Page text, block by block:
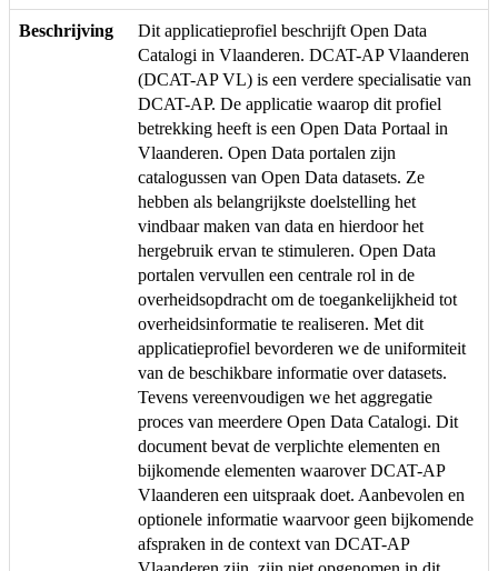
Beschrijving
Dit applicatieprofiel beschrijft Open Data
Catalogi in Vlaanderen. DCAT-AP Vlaanderen
(DCAT-AP VL) is een verdere specialisatie van
DCAT-AP. De applicatie waarop dit profiel
betrekking heeft is een Open Data Portaal in
Vlaanderen. Open Data portalen zijn
catalogussen van Open Data datasets. Ze
hebben als belangrijkste doelstelling het
vindbaar maken van data en hierdoor het
hergebruik ervan te stimuleren. Open Data
portalen vervullen een centrale rol in de
overheidsopdracht om de toegankelijkheid tot
overheidsinformatie te realiseren. Met dit
applicatieprofiel bevorderen we de uniformiteit
van de beschikbare informatie over datasets.
Tevens vereenvoudigen we het aggregatie
proces van meerdere Open Data Catalogi. Dit
document bevat de verplichte elementen en
bijkomende elementen waarover DCAT-AP
Vlaanderen een uitspraak doet. Aanbevolen en
optionele informatie waarvoor geen bijkomende
afspraken in de context van DCAT-AP